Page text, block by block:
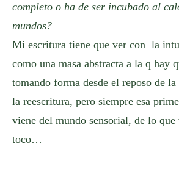
completo o ha de ser incubado al
mundos?
Mi escritura tiene que ver con la
como una masa abstracta a la q hay
tomando forma desde el reposo de
la reescritura, pero siempre esa
viene del mundo sensorial, de lo que
toco…